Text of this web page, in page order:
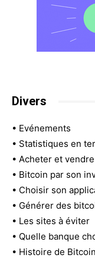
Divers
• Evénements
• Statistiques en
• Acheter et
• Bitcoin par son
• Choisir son
• Générer des
• Les sites à éviter
• Quelle banque
• Histoire de Bitcoin